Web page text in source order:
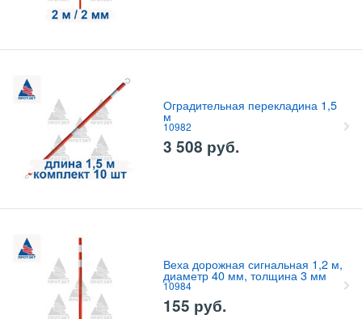
Оградительная перекладина 1,5
м
10982
3 508 руб.
Веха дорожная сигнальная 1,2 м,
диаметр 40 мм, толщина 3 мм
10984
155 руб.